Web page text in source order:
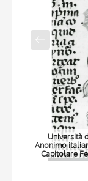
Università
Anonimo
Capitolare